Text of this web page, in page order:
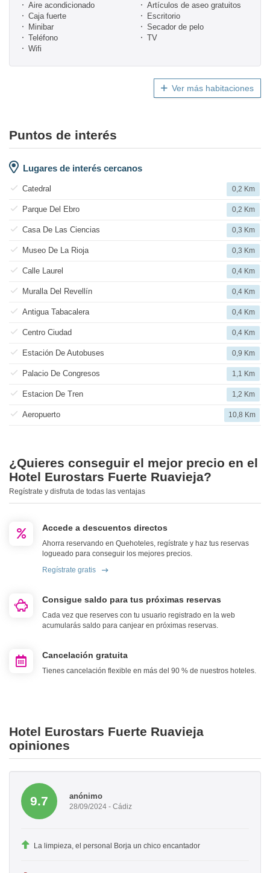
Aire acondicionado
Artículos de aseo gratuitos
Caja fuerte
Escritorio
Minibar
Secador de pelo
Teléfono
TV
Wifi
Ver más habitaciones
Puntos de interés
Lugares de interés cercanos
Catedral 0,2 Km
Parque Del Ebro 0,2 Km
Casa De Las Ciencias 0,3 Km
Museo De La Rioja 0,3 Km
Calle Laurel 0,4 Km
Muralla Del Revellín 0,4 Km
Antigua Tabacalera 0,4 Km
Centro Ciudad 0,4 Km
Estación De Autobuses 0,9 Km
Palacio De Congresos 1,1 Km
Estacion De Tren 1,2 Km
Aeropuerto 10,8 Km
¿Quieres conseguir el mejor precio en el
Hotel Eurostars Fuerte Ruavieja?
Regístrate y disfruta de todas las ventajas
Accede a descuentos directos
Ahorra reservando en Quehoteles, regístrate y haz tus reservas
logueado para conseguir los mejores precios.
Regístrate gratis
Consigue saldo para tus próximas reservas
Cada vez que reserves con tu usuario registrado en la web
acumularás saldo para canjear en próximas reservas.
Cancelación gratuita
Tienes cancelación flexible en más del 90 % de nuestros hoteles.
Hotel Eurostars Fuerte Ruavieja
opiniones
9.7 anónimo
28/09/2024 - Cádiz
La limpieza, el personal Borja un chico encantador